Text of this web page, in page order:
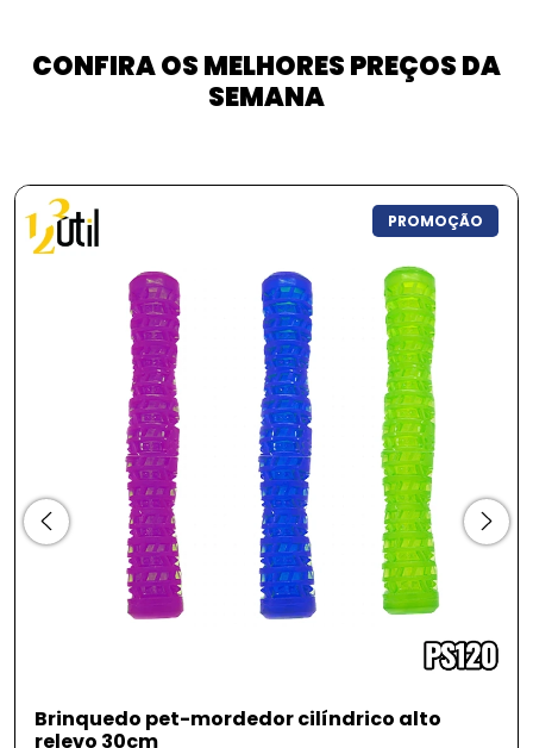
CONFIRA OS MELHORES PREÇOS DA
SEMANA
PROMOÇÃO
Brinquedo pet-mordedor cilíndrico alto
relevo 30cm